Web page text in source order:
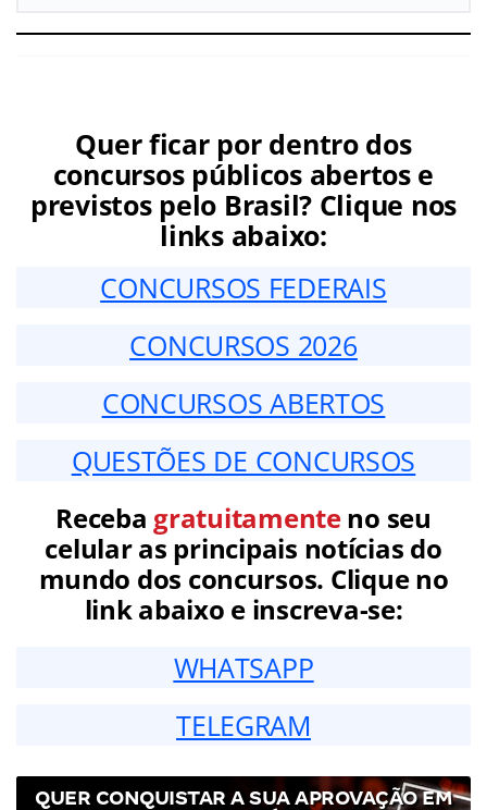
Quer ficar por dentro dos
concursos públicos abertos e
previstos pelo Brasil? Clique nos
links abaixo:
CONCURSOS FEDERAIS
CONCURSOS 2026
CONCURSOS ABERTOS
QUESTÕES DE CONCURSOS
Receba gratuitamenteno seu
celular as principais notícias do
mundo dos concursos. Clique no
link abaixo e inscreva-se:
WHATSAPP
TELEGRAM
QUER CONQUISTAR A SUA APROVAÇÃO EM